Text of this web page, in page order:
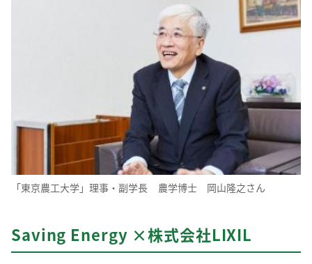
「東京農工大学」理事・副学長 農学博士 岡山隆之さん
Saving Energy ×株式会社LIXIL